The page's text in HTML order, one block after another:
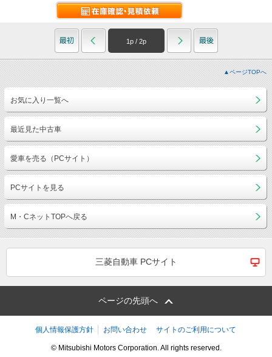
1p / 2p
▲ページTOPへ
お気に入り一覧へ
最近見た中古車
愛車を売る（PCサイト）
PCサイトを見る
M・CネットTOPへ戻る
三菱自動車 PCサイト
ページの先頭へ
個人情報保護方針 お問い合わせ サイトのご利用について
© Mitsubishi Motors Corporation. All rights reserved.